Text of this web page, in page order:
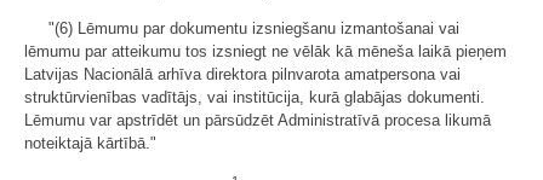
"(6) Lēmumu par dokumentu izsniegšanu izmantošanai vai
lēmumu par atteikumu tos izsniegt ne vēlāk kā mēneša laikā pieņem
Latvijas Nacionālā arhīva direktora pilnvarota amatpersona vai
struktūrvienības vadītājs, vai institūcija, kurā glabājas dokumenti.
Lēmumu var apstrīdēt un pārsūdzēt Administratīvā procesa likumā
noteiktajā kārtībā."